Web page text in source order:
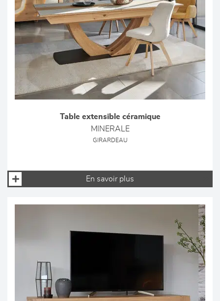
Table extensible céramique
MINERALE
GIRARDEAU
En savoir plus